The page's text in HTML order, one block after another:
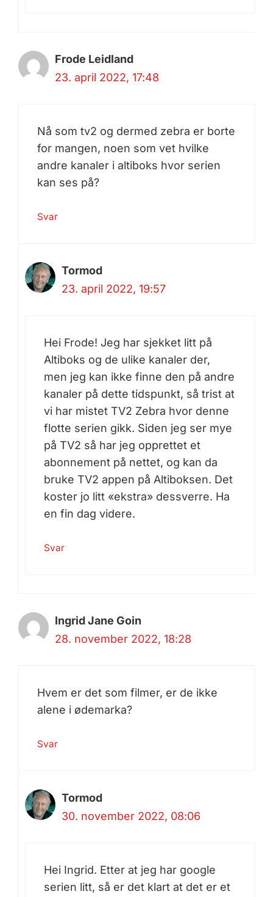
Frode Leidland
23. april 2022, 17:48
Nå som tv2 og dermed zebra er borte
for mangen, noen som vet hvilke
andre kanaler i altiboks hvor serien
kan ses på?
Svar
Tormod
23. april 2022, 19:57
Hei Frode! Jeg har sjekket litt på
Altiboks og de ulike kanaler der,
men jeg kan ikke finne den på andre
kanaler på dette tidspunkt, så trist at
vi har mistet TV2 Zebra hvor denne
flotte serien gikk. Siden jeg ser mye
på TV2 så har jeg opprettet et
abonnement på nettet, og kan da
bruke TV2 appen på Altiboksen. Det
koster jo litt «ekstra» dessverre. Ha
en fin dag videre.
Svar
Ingrid Jane Goin
28. november 2022, 18:28
Hvem er det som filmer, er de ikke
alene i ødemarka?
Svar
Tormod
30. november 2022, 08:06
Hei Ingrid. Etter at jeg har google
serien litt, så er det klart at det er et